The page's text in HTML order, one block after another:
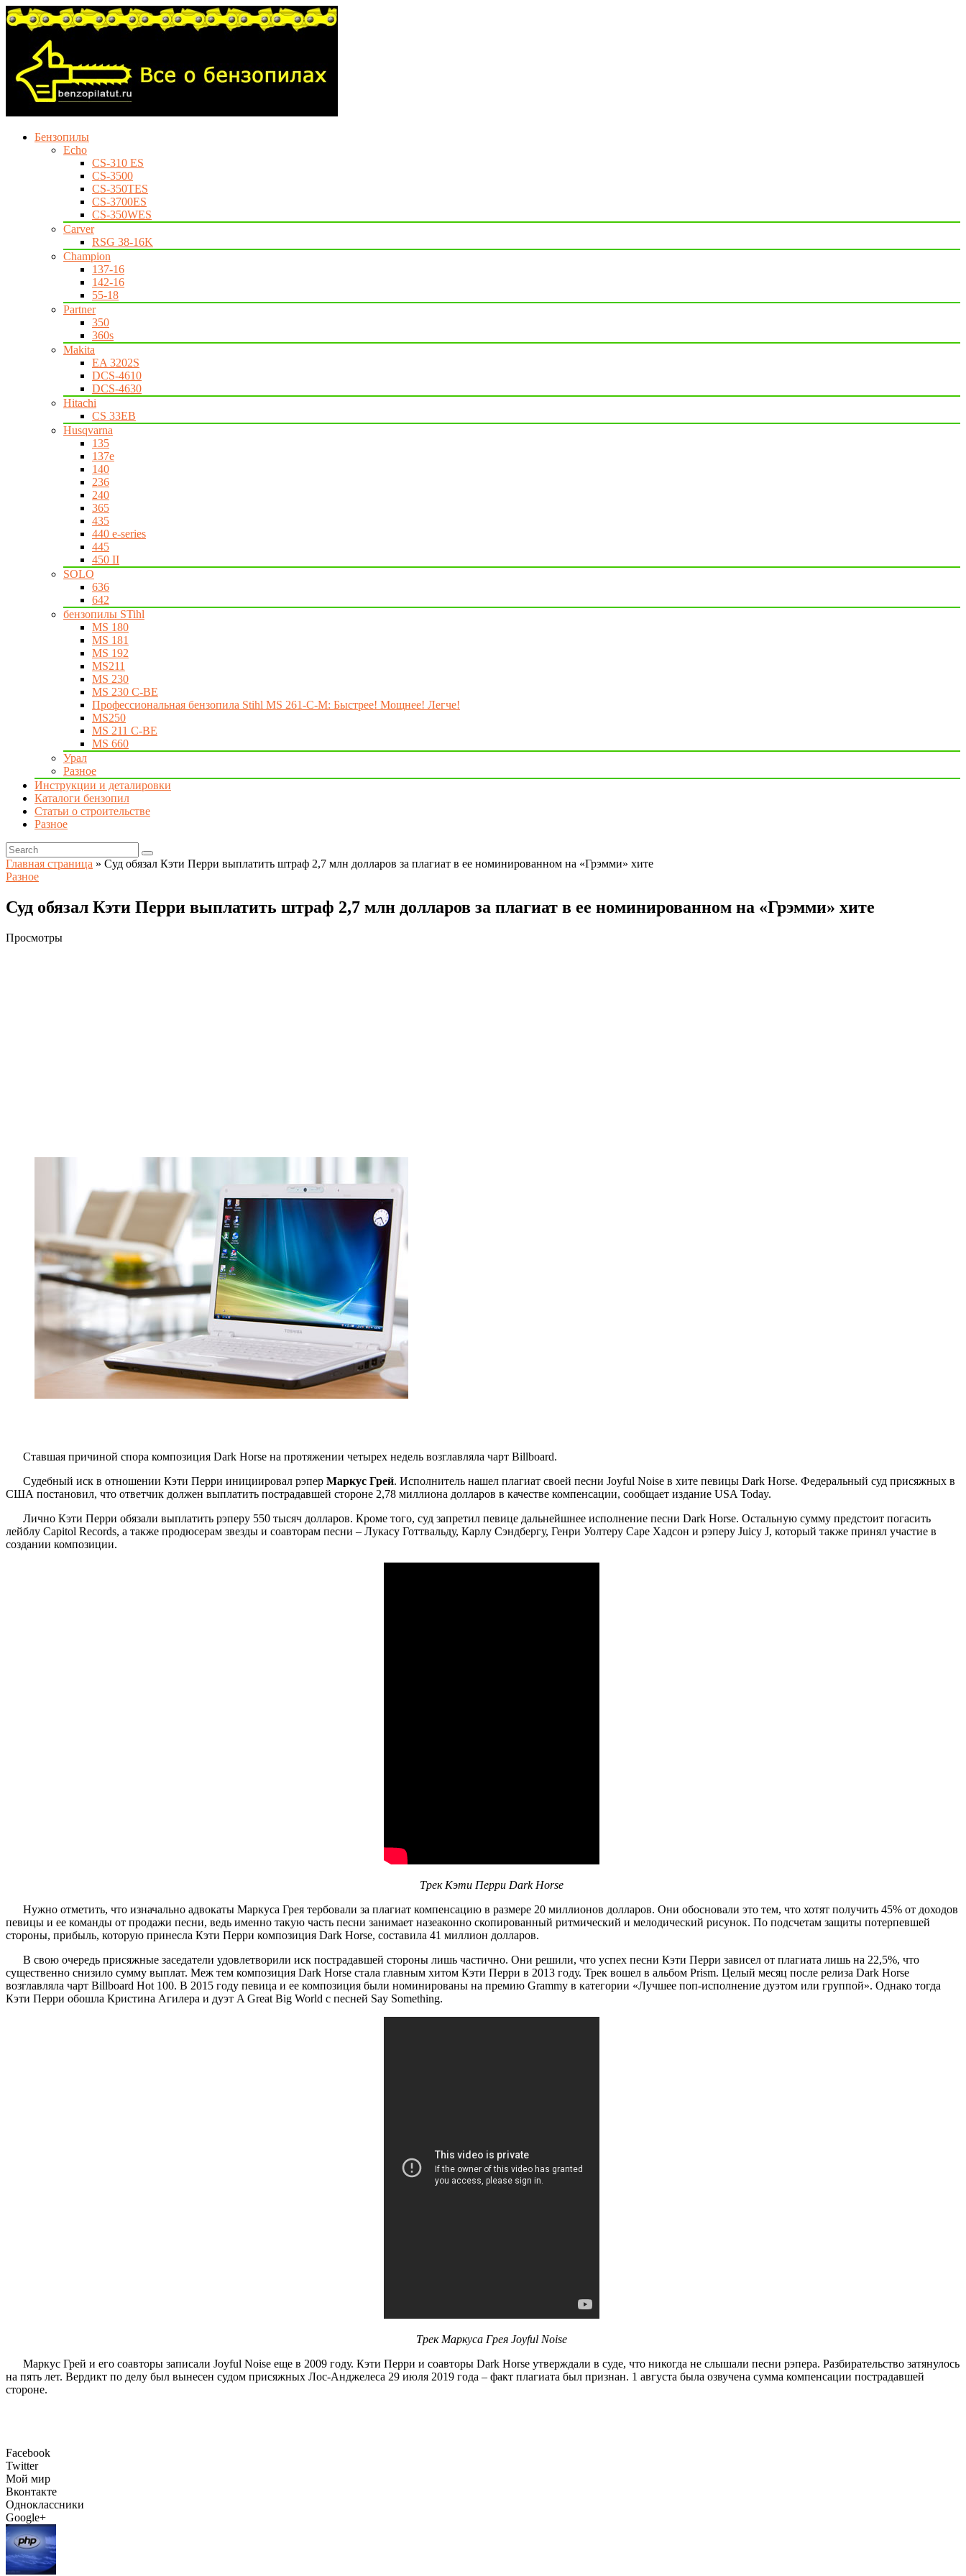
Бензопилы
Echo
CS-310 ES
CS-3500
CS-350TES
CS-3700ES
CS-350WES
Carver
RSG 38-16K
Champion
137-16
142-16
55-18
Partner
350
360s
Makita
EA 3202S
DCS-4610
DCS-4630
Hitachi
CS 33EB
Husqvarna
135
137e
140
236
240
365
435
440 e-series
445
450 II
SOLO
636
642
бензопилы STihl
MS 180
MS 181
MS 192
MS211
MS 230
MS 230 C-BE
Профессиональная бензопила Stihl MS 261-C-M: Быстрее! Мощнее! Легче!
MS250
MS 211 C-BE
MS 660
Урал
Разное
Инструкции и деталировки
Каталоги бензопил
Статьи о строительстве
Разное
Главная страница » Суд обязал Кэти Перри выплатить штраф 2,7 млн долларов за плагиат в ее номинированном на «Грэмми» хите
Разное
Суд обязал Кэти Перри выплатить штраф 2,7 млн долларов за плагиат в ее номинированном на «Грэмми» хите
Просмотры
Ставшая причиной спора композиция Dark Horse на протяжении четырех недель возглавляла чарт Billboard.
Судебный иск в отношении Кэти Перри инициировал рэпер Маркус Грей. Исполнитель нашел плагиат своей песни Joyful Noise в хите певицы Dark Horse. Федеральный суд присяжных в
США постановил, что ответчик должен выплатить пострадавшей стороне 2,78 миллиона долларов в качестве компенсации, сообщает издание USA Today.
Лично Кэти Перри обязали выплатить рэперу 550 тысяч долларов. Кроме того, суд запретил певице дальнейшнее исполнение песни Dark Horse. Остальную сумму предстоит погасить
лейблу Capitol Records, а также продюсерам звезды и соавторам песни – Лукасу Готтвальду, Карлу Сэндбергу, Генри Уолтеру Саре Хадсон и рэперу Juicy J, который также принял участие в
создании композиции.
Трек Кэти Перри Dark Horse
Нужно отметить, что изначально адвокаты Маркуса Грея тербовали за плагиат компенсацию в размере 20 миллионов долларов. Они обосновали это тем, что хотят получить 45% от доходов
певицы и ее команды от продажи песни, ведь именно такую часть песни занимает назеаконно скопированный ритмический и мелодический рисунок. По подсчетам защиты потерпевшей
стороны, прибыль, которую принесла Кэти Перри композиция Dark Horse, составила 41 миллион долларов.
В свою очередь присяжные заседатели удовлетворили иск пострадавшей стороны лишь частично. Они решили, что успех песни Кэти Перри зависел от плагиата лишь на 22,5%, что
существенно снизило сумму выплат. Меж тем композиция Dark Horse стала главным хитом Кэти Перри в 2013 году. Трек вошел в альбом Prism. Целый месяц после релиза Dark Horse
возглавляла чарт Billboard Hot 100. В 2015 году певица и ее композиция были номинированы на премию Grammy в категории «Лучшее поп-исполнение дуэтом или группой». Однако тогда
Кэти Перри обошла Кристина Агилера и дуэт A Great Big World с песней Say Something.
Трек Маркуса Грея Joyful Noise
Маркус Грей и его соавторы записали Joyful Noise еще в 2009 году. Кэти Перри и соавторы Dark Horse утверждали в суде, что никогда не слышали песни рэпера. Разбирательство затянулось
на пять лет. Вердикт по делу был вынесен судом присяжных Лос-Анджелеса 29 июля 2019 года – факт плагиата был признан. 1 августа была озвучена сумма компенсации пострадавшей
стороне.
Facebook
Twitter
Мой мир
Вконтакте
Одноклассники
Google+